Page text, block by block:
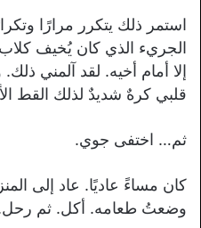
استمر ذلك يتكرر مرارًا
الجريء الذي كان يُخيف
إلا أمام أخيه. لقد آلمني
قلبي كرهٌ شديدٌ لذلك القط
ثم… اختفى جوي.
كان مساءً عاديًا. عاد إلى
وضعتُ طعامه. أكل. ثم رحل.